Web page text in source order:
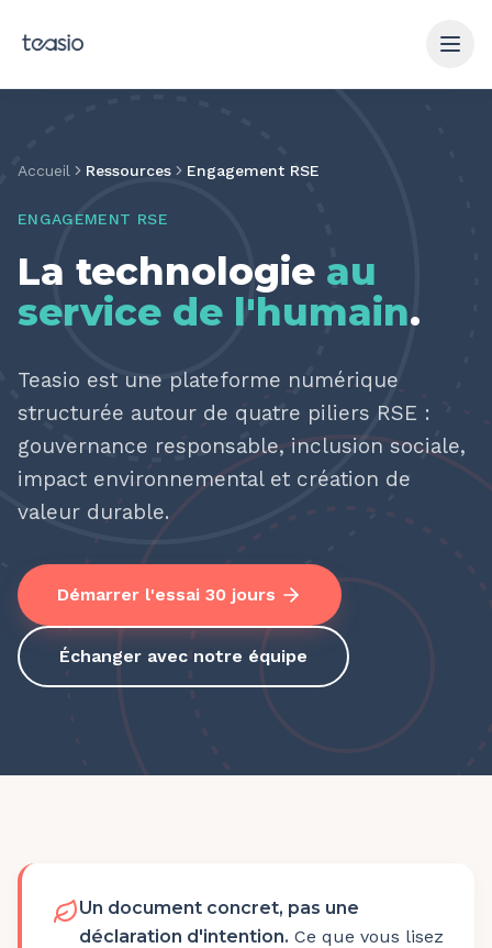
Accueil Ressources Engagement RSE
ENGAGEMENT RSE
La technologie au
service de l'humain.
Teasio est une plateforme numérique
structurée autour de quatre piliers RSE :
gouvernance responsable, inclusion sociale,
impact environnemental et création de
valeur durable.
Démarrer l'essai 30 jours
Échanger avec notre équipe
Un document concret, pas une
déclaration d'intention. Ce que vous lisez